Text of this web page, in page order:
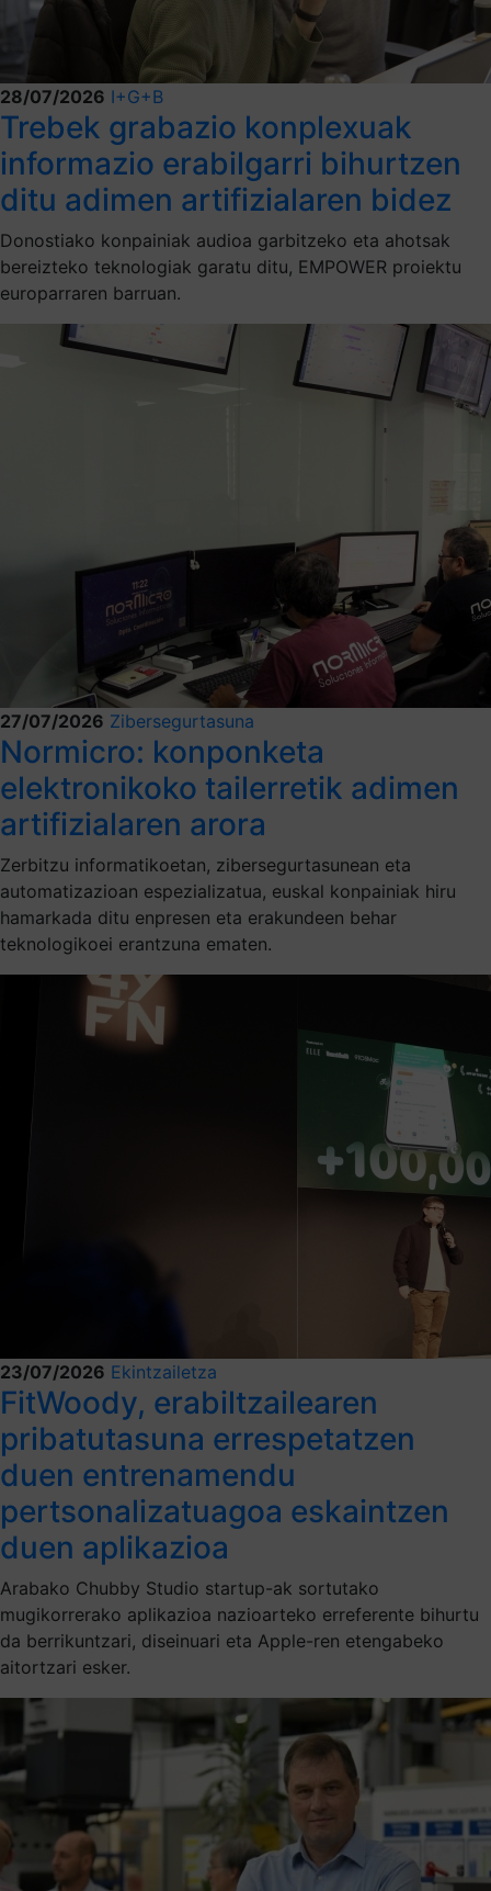
28/07/2026 I+G+B
Trebek grabazio konplexuak
informazio erabilgarri bihurtzen
ditu adimen artifizialaren bidez
Donostiako konpainiak audioa garbitzeko eta ahotsak
bereizteko teknologiak garatu ditu, EMPOWER proiektu
europarraren barruan.
27/07/2026 Zibersegurtasuna
Normicro: konponketa
elektronikoko tailerretik adimen
artifizialaren arora
Zerbitzu informatikoetan, zibersegurtasunean eta
automatizazioan espezializatua, euskal konpainiak hiru
hamarkada ditu enpresen eta erakundeen behar
teknologikoei erantzuna ematen.
23/07/2026 Ekintzailetza
FitWoody, erabiltzailearen
pribatutasuna errespetatzen
duen entrenamendu
pertsonalizatuagoa eskaintzen
duen aplikazioa
Arabako Chubby Studio startup-ak sortutako
mugikorrerako aplikazioa nazioarteko erreferente bihurtu
da berrikuntzari, diseinuari eta Apple-ren etengabeko
aitortzari esker.